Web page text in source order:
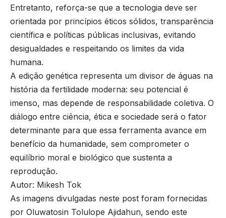
Entretanto, reforça-se que a tecnologia deve ser
orientada por princípios éticos sólidos, transparência
científica e políticas públicas inclusivas, evitando
desigualdades e respeitando os limites da vida
humana.
A edição genética representa um divisor de águas na
história da fertilidade moderna: seu potencial é
imenso, mas depende de responsabilidade coletiva. O
diálogo entre ciência, ética e sociedade será o fator
determinante para que essa ferramenta avance em
benefício da humanidade, sem comprometer o
equilíbrio moral e biológico que sustenta a
reprodução.
Autor: Mikesh Tok
As imagens divulgadas neste post foram fornecidas
por Oluwatosin Tolulope Ajidahun, sendo este